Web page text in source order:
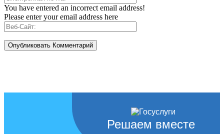
You have entered an incorrect email address!
Please enter your email address here
Решаем вместе